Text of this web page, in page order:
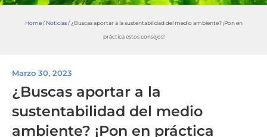
Home/ Noticias/ ¿Buscas aportar a la sustentabilidad del medio ambiente? ¡Pon en
práctica estos consejos!
Marzo 30, 2023
¿Buscas aportar a la
sustentabilidad del medio
ambiente? ¡Pon en práctica